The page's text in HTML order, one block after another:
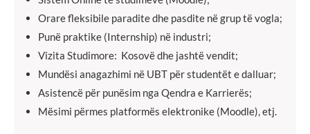
Orare fleksibile paradite dhe pasdite në grup të vogla;
Punë praktike (Internship) në industri;
Vizita Studimore: Kosovë dhe jashtë vendit;
Mundësi anagazhimi në UBT për studentët e dalluar;
Asistencë për punësim nga Qendra e Karrierës;
Mësimi përmes platformës elektronike (Moodle), etj.